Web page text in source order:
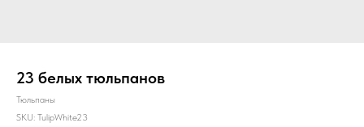
23 белых тюльпанов
Тюльпаны
SKU: TulipWhite23